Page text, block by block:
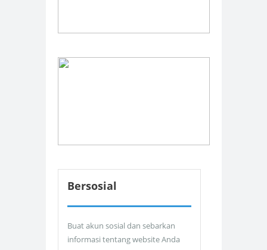
Bersosial
Buat akun sosial dan sebarkan
informasi tentang website Anda